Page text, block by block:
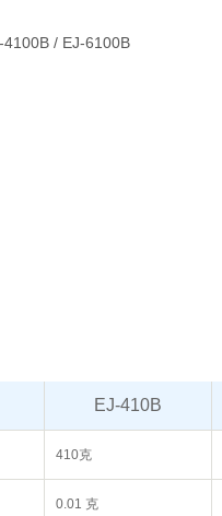
/ EJ-6100B
EJ-410B
410克
0.01 克